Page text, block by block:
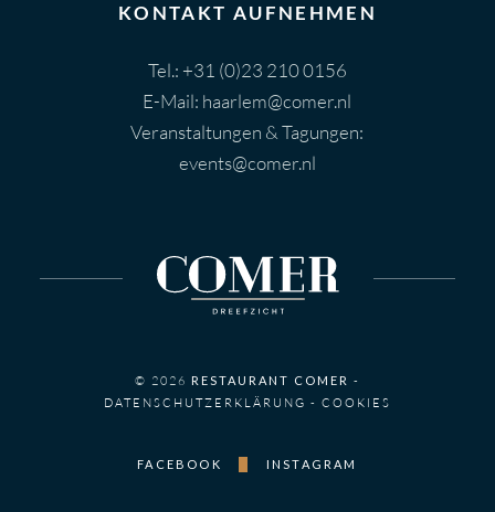
KONTAKT AUFNEHMEN
Tel.: +31 (0)23 210 0156
E-Mail: haarlem@comer.nl
Veranstaltungen & Tagungen:
events@comer.nl
© 2026 RESTAURANT COMER -
DATENSCHUTZERKLÄRUNG - COOKIES
FACEBOOK INSTAGRAM